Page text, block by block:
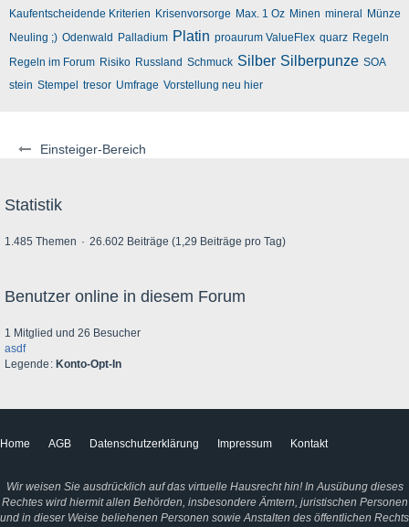
Einsteiger-Bereich
Kaufentscheidende Kriterien Krisenvorsorge Max. 1 Oz Minen mineral
Münze
Neuling ;) Odenwald Palladium Platin proaurum ValueFlex quarz Regeln
Regeln im Forum Risiko Russland Schmuck Silber Silberpunze SOA
stein Stempel tresor Umfrage Vorstellung neu hier
Statistik
1.485 Themen 26.602 Beiträge (1,29 Beiträge pro Tag)
Benutzer online in diesem Forum
1 Mitglied und 26 Besucher
asdf
Legende
Konto-Opt-In
Home AGB Datenschutzerklärung Impressum Kontakt
Wir weisen Sie ausdrücklich auf das virtuelle Hausrecht hin! In Ausübung dieses
Rechtes wird hiermit allen Behörden, insbesondere Ämtern, juristischen Personen
und in dieser Weise beliehenen Personen sowie Anstalten des öffentlichen Rechts